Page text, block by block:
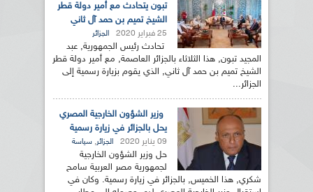
تبون يتحادث مع أمير دولة قطر
الشيخ تميم بن حمد آل ثاني
25 فبراير 2020 الجزائر
تحادث رئيس الجمهورية, عبد
المجيد تبون, هذا الثلاثاء بالجزائر العاصمة, مع أمير دولة قطر
الشيخ تميم بن حمد آل ثاني, الذي يقوم بزيارة رسمية إلى
الجزائر...
وزير الشؤون الخارجية المصري
يحل بالجزائر في زيارة رسمية
09 يناير 2020 الجزائر, سياسة
حل وزير الشؤون الخارجية
لجمهورية مصر العربية سامح
شكري, هذا الخميس, بالجزائر في زيارة رسمية. وكان في